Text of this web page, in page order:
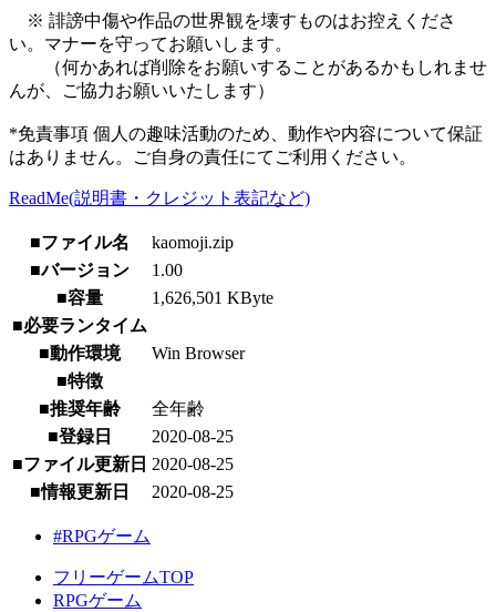
※ 誹謗中傷や作品の世界観を壊すものはお控えくださ
い。マナーを守ってお願いします。
（何かあれば削除をお願いすることがあるかもしれませ
んが、ご協力お願いいたします）
*免責事項 個人の趣味活動のため、動作や内容について保証
はありません。ご自身の責任にてご利用ください。
ReadMe(説明書・クレジット表記など)
■ファイル名
kaomoji.zip
■バージョン
1.00
■容量
1,626,501 KByte
■必要ランタイム
■動作環境
Win Browser
■特徴
■推奨年齢
全年齢
■登録日
2020-08-25
■ファイル更新日 2020-08-25
■情報更新日
2020-08-25
#RPGゲーム
フリーゲームTOP
RPGゲーム